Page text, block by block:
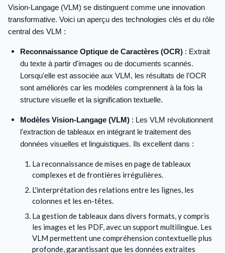
Vision-Langage (VLM) se distinguent comme une innovation
transformative. Voici un aperçu des technologies clés et du rôle
central des VLM :
Reconnaissance Optique de Caractères (OCR) : Extrait
du texte à partir d'images ou de documents scannés.
Lorsqu'elle est associée aux VLM, les résultats de l'OCR
sont améliorés car les modèles comprennent à la fois la
structure visuelle et la signification textuelle.
Modèles Vision-Langage (VLM) : Les VLM révolutionnent
l'extraction de tableaux en intégrant le traitement des
données visuelles et linguistiques. Ils excellent dans :
La reconnaissance de mises en page de tableaux
complexes et de frontières irrégulières.
L'interprétation des relations entre les lignes, les
colonnes et les en-têtes.
La gestion de tableaux dans divers formats, y compris
les images et les PDF, avec un support multilingue. Les
VLM permettent une compréhension contextuelle plus
profonde, garantissant que les données extraites